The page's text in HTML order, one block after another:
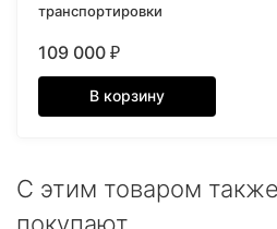
транспортировки
109 000 ₽
В корзину
C этим товаром также